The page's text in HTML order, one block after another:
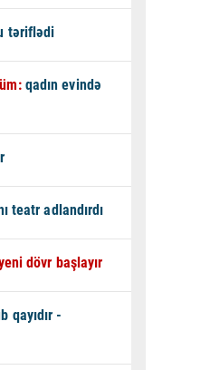
təriflədi
qadın evində
teatr adlandırdı
dövr başlayır
qayıdır -